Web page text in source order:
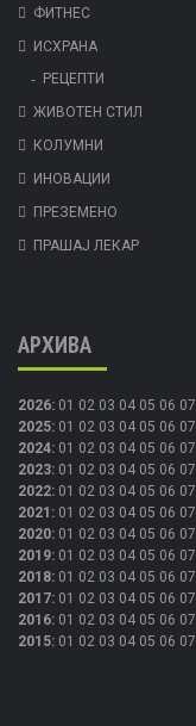
ФИТНЕС
ИСХРАНА
РЕЦЕПТИ
ЖИВОТЕН СТИЛ
КОЛУМНИ
ИНОВАЦИИ
ПРЕЗЕМЕНО
ПРАШАЈ ЛЕКАР
АРХИВА
2026: 01 02 03 04 05 06 07
2025: 01 02 03 04 05 06 07
2024: 01 02 03 04 05 06 07
2023: 01 02 03 04 05 06 07
2022: 01 02 03 04 05 06 07
2021 : 01 02 03 04 05 06 07
2020: 01 02 03 04 05 06 07
2019: 01 02 03 04 05 06 07
2018: 01 02 03 04 05 06 07
2017: 01 02 03 04 05 06 07
2016: 01 02 03 04 05 06 07
2015: 01 02 03 04 05 06 07